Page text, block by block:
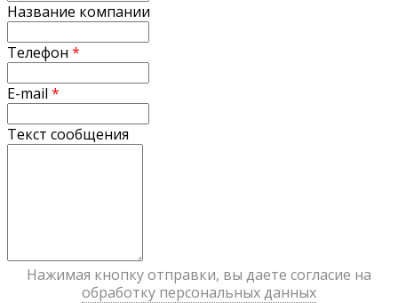
Название компании
Телефон *
E-mail *
Текст сообщения
Нажимая кнопку отправки, вы даете согласие на
обработку персональных данных